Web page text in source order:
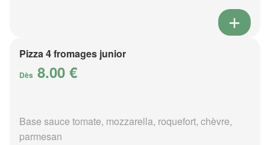
Pizza 4 fromages junior
Dès 8.00 €
Base sauce tomate, mozzarella, roquefort, chèvre,
parmesan